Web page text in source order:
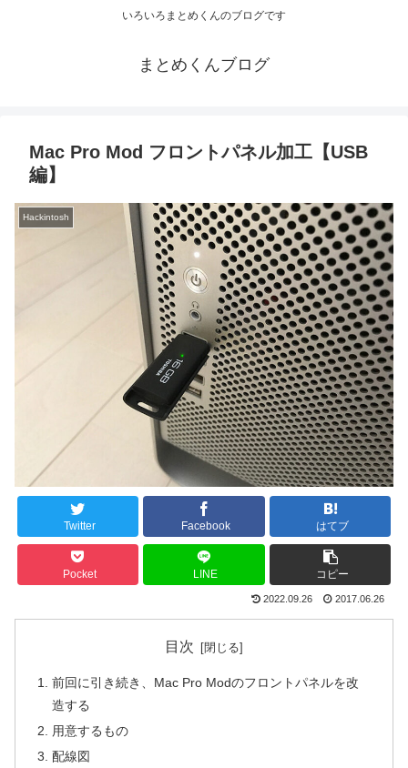
いろいろまとめくんのブログです
まとめくんブログ
Mac Pro Mod フロントパネル加工【USB
編】
Hackintosh
Twitter Facebook はてブ
Pocket LINE コピー
2022.09.26 2017.06.26
目次
前回に引き続き、Mac Pro Modのフロントパネルを改
造する
用意するもの
配線図